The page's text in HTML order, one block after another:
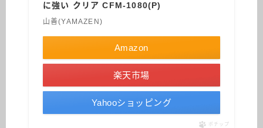
に強い クリア CFM-1080(P)
山善(YAMAZEN)
Amazon
楽天市場
Yahooショッピング
ポチップ